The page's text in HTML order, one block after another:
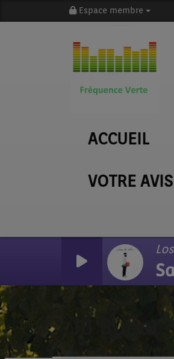
Espace membre
ACCUEIL
VOTRE
JB